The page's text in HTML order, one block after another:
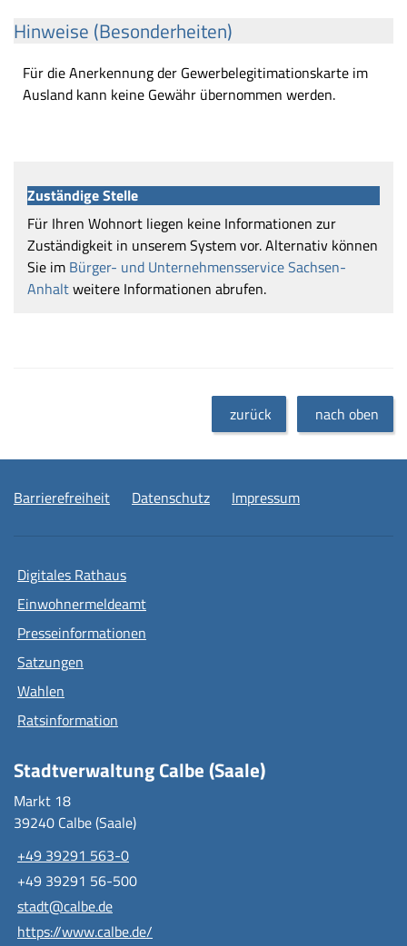
Hinweise (Besonderheiten)
Für die Anerkennung der Gewerbelegitimationskarte im
Ausland kann keine Gewähr übernommen werden.
Zuständige Stelle
Für Ihren Wohnort liegen keine Informationen zur
Zuständigkeit in unserem System vor. Alternativ können
Sie im Bürger- und Unternehmensservice Sachsen-
Anhaltweitere Informationen abrufen.
zurück nach oben
Barrierefreiheit Datenschutz Impressum
Digitales Rathaus
Einwohnermeldeamt
Presseinformationen
Satzungen
Wahlen
Ratsinformation
Stadtverwaltung Calbe (Saale)
Markt 18
39240 Calbe (Saale)
+49 39291 563-0
+49 39291 56-500
stadt@calbe.de
https://www.calbe.de/